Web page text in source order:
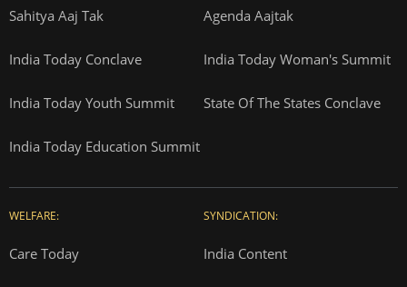
Sahitya Aaj Tak Agenda Aajtak
India Today Conclave India Today Woman's Summit
India Today Youth Summit State Of The States Conclave
India Today Education Summit
WELFARE:
Care Today
SYNDICATION:
India Content